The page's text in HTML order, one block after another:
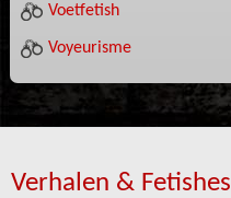
Voetfetish
Voyeurisme
Verhalen & Fetishes